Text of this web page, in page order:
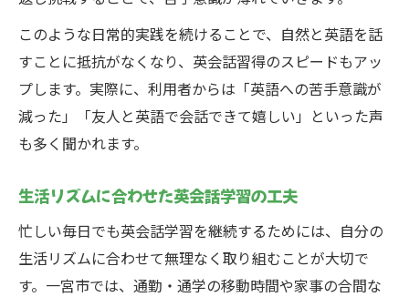
このような日常的実践を続けることで、自然と英語を話
すことに抵抗がなくなり、英会話習得のスピードもアッ
プします。実際に、利用者からは「英語への苦手意識が
減った」「友人と英語で会話できて嬉しい」といった声
も多く聞かれます。
生活リズムに合わせた英会話学習の工夫
忙しい毎日でも英会話学習を継続するためには、自分の
生活リズムに合わせて無理なく取り組むことが大切で
す。一宮市では、通勤・通学の移動時間や家事の合間な